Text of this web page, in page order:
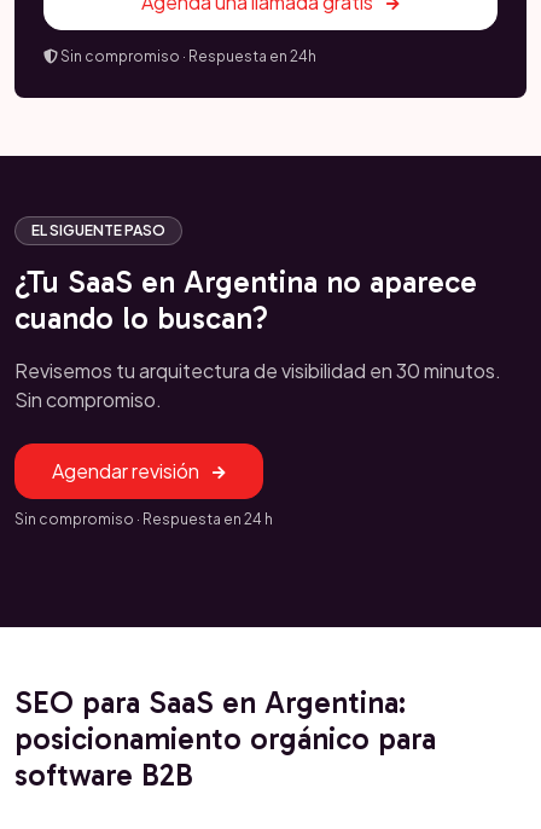
Sin compromiso · Respuesta en 24h
EL SIGUENTE PASO
¿Tu SaaS en Argentina no aparece
cuando lo buscan?
Revisemos tu arquitectura de visibilidad en 30 minutos.
Sin compromiso.
Agendar revisión
Sin compromiso · Respuesta en 24 h
SEO para SaaS en Argentina:
posicionamiento orgánico para
software B2B